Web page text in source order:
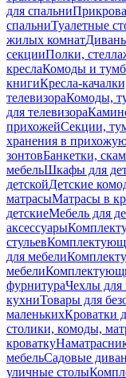
для спальни
спальниТуалетные
жилых комнат
секцииПолки,
креслаКомоды и
книгиКресла-
телевизораКомоды,
для телевизора
прихожейСекции,
хранения в
зонтовБанкетки,
мебельШкафы для
детскойДетские
матрасыМатрасы в
детскиеМебель для
аксессуары
стульев
для мебели
мебели
фурнитураЧехлы для
кухниТовары для
маленькихКроватки
столики, комоды,
кроватку
мебельСадовые
уличные столы